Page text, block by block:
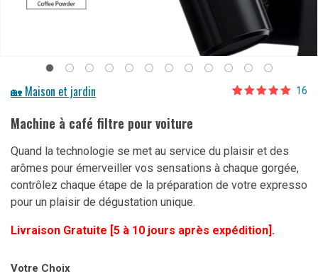
🏡 Maison et jardin 16
Machine à café filtre pour voiture
Quand la technologie se met au service du plaisir et des
arômes pour émerveiller vos sensations à chaque gorgée,
contrôlez chaque étape de la préparation de votre expresso
pour un plaisir de dégustation unique.
Livraison Gratuite [5 à 10 jours après expédition].
Votre Choix